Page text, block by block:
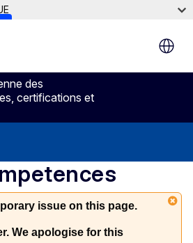
des
certifications et
issue on this page.
We apologise for this